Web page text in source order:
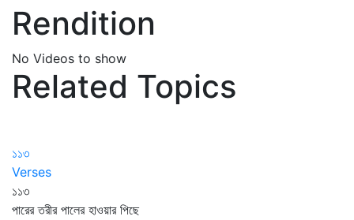
Rendition
No Videos to show
Related Topics
১১৩
Verses
১১৩
পারের তরীর পালের হাওয়ার পিছে